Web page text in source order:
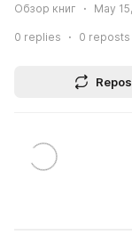
Обзор книг May
0 replies 0 reposts